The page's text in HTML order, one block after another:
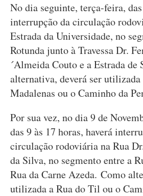
No dia seguinte, terça-feira,
interrupção da circulação
Estrada da Universidade, no
Rotunda junto à Travessa Dr.
´Almeida Couto e a Estrada de
alternativa, deverá ser utilizada
Madalenas ou o Caminho da
Por sua vez, no dia 9 de
das 9 às 17 horas, haverá
circulação rodoviária na Rua
da Silva, no segmento entre a
Rua da Carne Azeda. Como
utilizada a Rua do Til ou o